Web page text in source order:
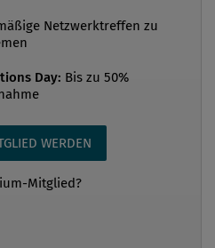
(AÜG)
formal einheitlichen
Bereich der Lohn- und
einher. Auch für
di...
Netzwerktreffen zu
Day: Bis zu 50%
WERDEN
Mitglied?